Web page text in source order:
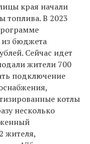
края начали
топлива. В 2023
из бюджета
Сейчас идет
жители 700
подключение
котлы
несколько
жителя,